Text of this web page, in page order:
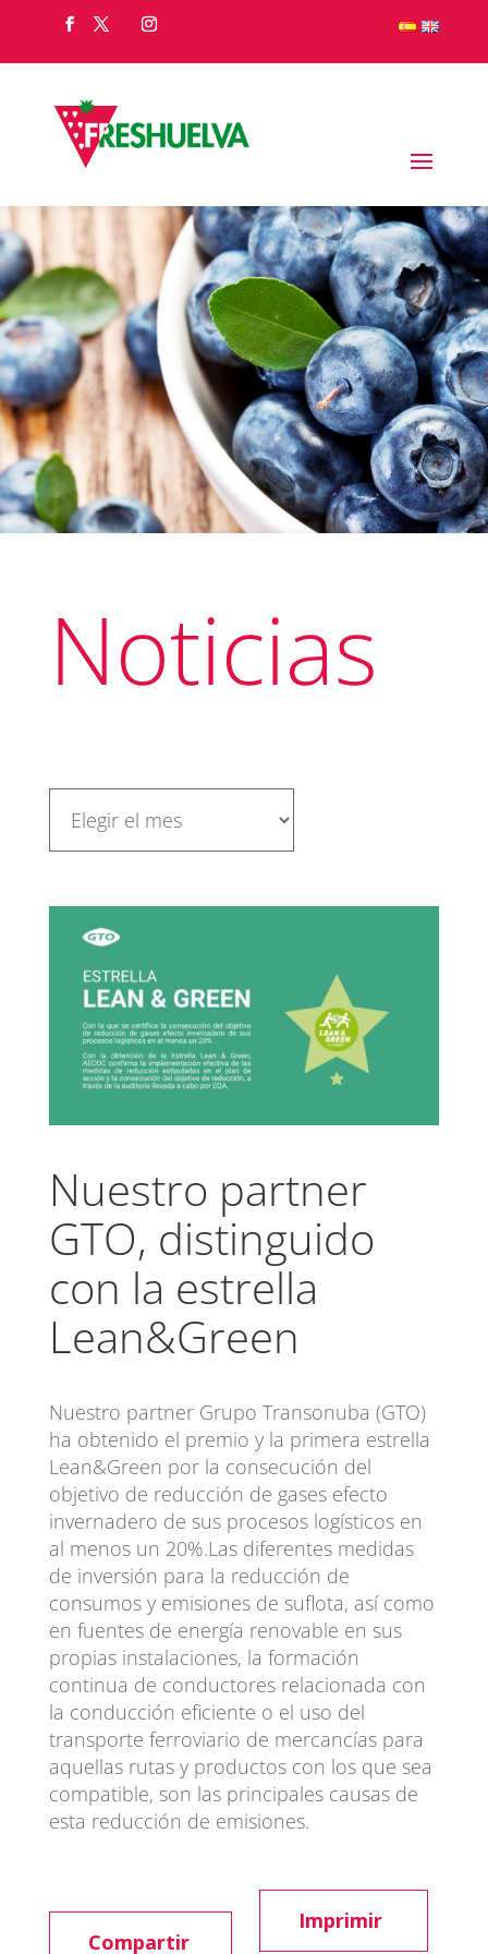
Noticias
Nuestro partner
GTO, distinguido
con la estrella
Lean&Green
Nuestro partner Grupo Transonuba (GTO)
ha obtenido el premio y la primera estrella
Lean&Green por la consecución del
objetivo de reducción de gases efecto
invernadero de sus procesos logísticos en
al menos un 20%.Las diferentes medidas
de inversión para la reducción de
consumos y emisiones de suflota, así como
en fuentes de energía renovable en sus
propias instalaciones, la formación
continua de conductores relacionada con
la conducción eficiente o el uso del
transporte ferroviario de mercancías para
aquellas rutas y productos con los que sea
compatible, son las principales causas de
esta reducción de emisiones.
Compartir
Imprimir